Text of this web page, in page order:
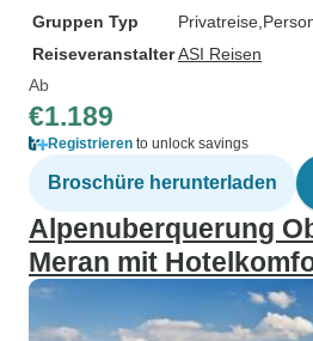
Gruppen Typ
Privatreise
ReiseveranstalterASI Reisen
Ab
€1.189
Registrieren to unlock savings
Broschüre herunterladen
Alpenuberquerung
Meran mit